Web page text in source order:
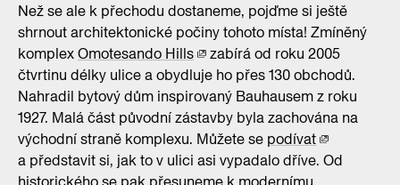
Než se ale k přechodu dostaneme, pojďme si ještě
shrnout architektonické počiny tohoto místa! Zmíněný
komplexOmotesando Hills
zabírá od roku 2005
čtvrtinu délky ulice a obydluje ho přes 130 obchodů.
Nahradil bytový dům inspirovaný Bauhausem z roku
1927. Malá část původní zástavby byla zachována na
východní straně komplexu. Můžete se podívat
a představit si, jak to v ulici asi vypadalo dříve. Od